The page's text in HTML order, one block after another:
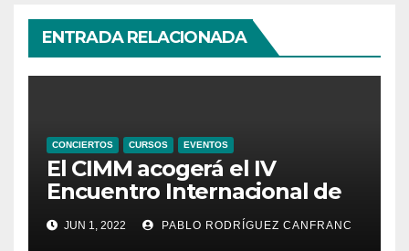
ENTRADA RELACIONADA
CONCIERTOS CURSOS EVENTOS
El CIMM acogerá el IV
Encuentro Internacional de
Ministriles
JUN 1, 2022 PABLO RODRÍGUEZ CANFRANC